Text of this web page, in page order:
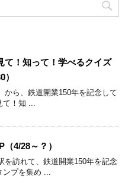
て！知って！学べるクイズ
から、鉄道開業150年を記念して
て！知 ...
4/28～？）
を訪れて、鉄道開業150年を記念
ンプを集め ...